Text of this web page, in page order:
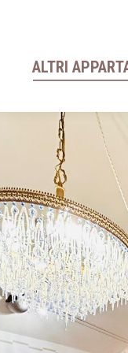
ALTRI
ALTRI